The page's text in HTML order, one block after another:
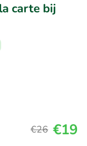
carte bij
€26 €19